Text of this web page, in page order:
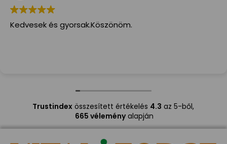
Kedvesek és gyorsak.Köszönöm.
Trustindexösszesített értékelés 4.3 az 5-ből,
665 véleményalapján